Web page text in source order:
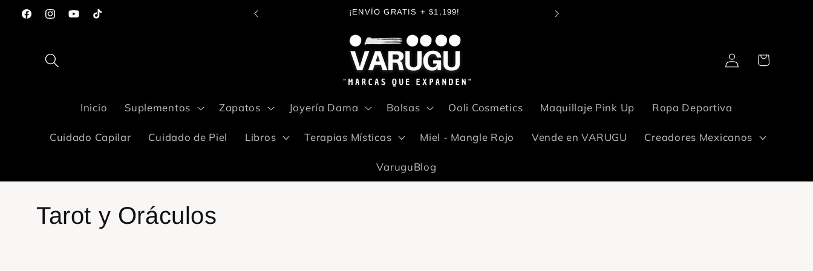
directamente
FacebookInstagram
YouTubeTikTok
Compra con Aplazo y paga en paguitos😉 ¡ENVÍO GRATIS + $1,199! Entregamos en todo México. Tu pide. ¡De que llega, llega!✋🏻
Inicio Suplementos Zapatos Joyería Dama Bolsas Ooli Cosmetics Maquillaje Pink Up Ropa Deportiva
Cuidado Capilar Cuidado de Piel Libros Terapias Místicas Miel - Mangle Rojo Vende en VARUGU Creadores Mexicanos
VaruguBlog
Iniciar
sesión
Carrito
C
Tarot y Oráculos